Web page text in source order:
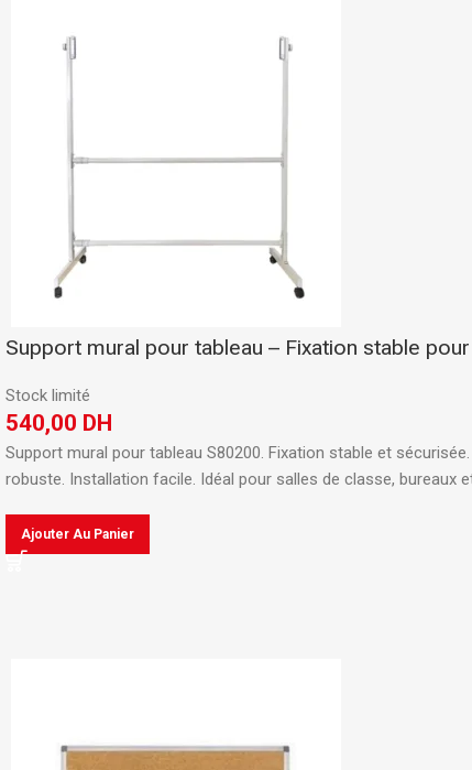
Support mural pour tableau – Fixation stable
Stock limité
540,00 DH
Support mural pour tableau S80200. Fixation stable et sécurisée.
robuste. Installation facile. Idéal pour salles de classe, bureaux
Ajouter Au Panier